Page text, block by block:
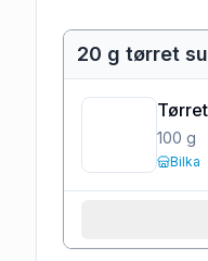
20 g tørret
100 g
Bilka